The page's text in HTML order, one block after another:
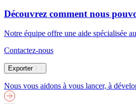
Découvrez comment nous
Notre équipe offre une aide spécialisée
Contactez-nous
Exporter
Nous vous aidons à vous lancer, à